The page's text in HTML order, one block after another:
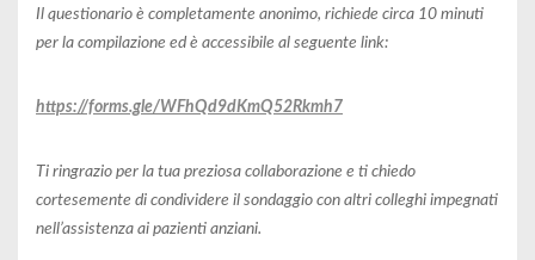
Il questionario è completamente anonimo, richiede circa 10 minuti
per la compilazione ed è accessibile al seguente link:
https://forms.gle/WFhQd9dKmQ52Rkmh7
Ti ringrazio per la tua preziosa collaborazione e ti chiedo
cortesemente di condividere il sondaggio con altri colleghi impegnati
nell’assistenza ai pazienti anziani.